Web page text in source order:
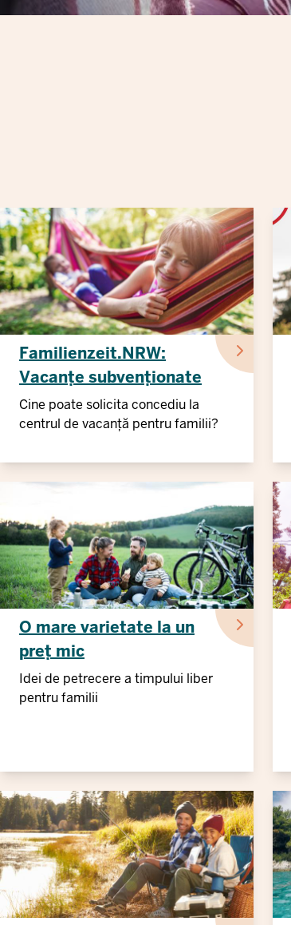
Familienzeit.NRW:
Vacanțe subvenționate
Cine poate solicita concediu la
centrul de vacanță pentru familii?
O mare varietate la un
preț mic
Idei de petrecere a timpului liber
pentru familii